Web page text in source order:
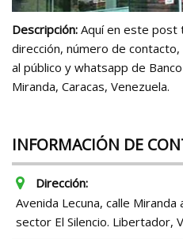
Descripción: Aquí en este post
dirección, número de
al público y whatsapp de
Miranda, Caracas, Venezuela.
INFORMACIÓN DE
Dirección:
Avenida Lecuna, calle
sector El Silencio. Libertador,